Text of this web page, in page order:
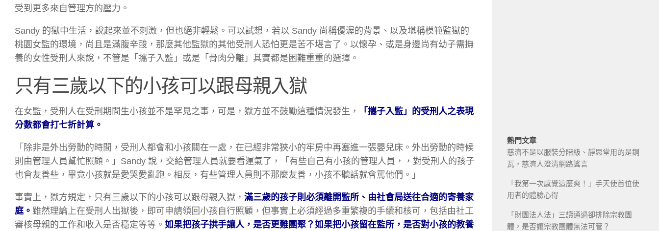
受到更多來自管理方的壓力。
Sandy 的獄中生活，說起來並不刺激，但也絕非輕鬆。可以試想，若以 Sandy 尚稱優渥的背景、以及堪稱模範監獄的
桃園女監的環境，尚且是滿腹辛酸，那麼其他監獄的其他受刑人恐怕更是苦不堪言了。以懷孕、或是身邊尚有幼子需撫
養的女性受刑人來說，不管是「攜子入監」或是「骨肉分離」其實都是困難重重的選擇。
只有三歲以下的小孩可以跟母親入獄
在女監，受刑人在受刑期間生小孩並不是罕見之事，可是，獄方並不鼓勵這種情況發生，
「攜子入監」的受刑人之表現
分數都會打七折計算。
「除非是外出勞動的時間，受刑人都會和小孩關在一處，在已經非常狹小的牢房中再塞進一張嬰兒床。外出勞動的時候
則由管理人員幫忙照顧。」Sandy 說，交給管理人員就要看運氣了，「有些自己有小孩的管理人員，，對受刑人的孩子
也會友善些，畢竟小孩就是愛哭愛亂跑。相反，有些管理人員則不那麼友善，小孩不聽話就會罵他們。」
事實上，獄方規定，只有三歲以下的小孩可以跟母親入獄， 滿三歲的孩子則必須離開監所、由社會局送往合適的寄養家
庭。 雖然理論上在受刑人出獄後，即可申請領回小孩自行照顧，但事實上必須經過多重繁複的手續和核可，包括由社工
審核母親的工作和收入是否穩定等等。 如果把孩子拱手讓人，是否更難團聚？如果把小孩留在監所，是否對小孩的教養
熱門文章
慈濟不是以服裝分階級、靜思堂用的是銅
瓦，慈濟人澄清網路謠言
「我第一次感覺這麼爽！」手天使首位使
用者的體驗心得
「財團法人法」三讀通過卻排除宗教團
體，是否讓宗教團體無法可管？